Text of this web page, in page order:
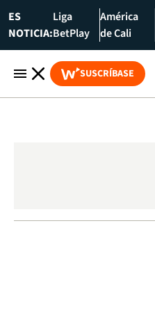
ES
NOTICIA:
Liga
BetPlay
América
de Cali
SUSCRÍBASE